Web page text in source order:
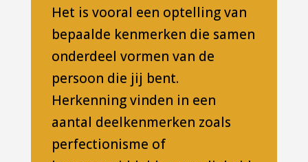
Het is vooral een optelling van
bepaalde kenmerken die samen
onderdeel vormen van de
persoon die jij bent.
Herkenning vinden in een
aantal deelkenmerken zoals
perfectionisme of